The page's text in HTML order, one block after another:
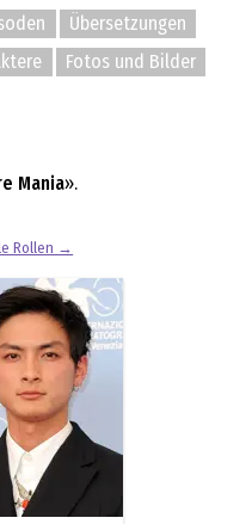
Übersetzungen
Fotos und Bilder
Mania».
Rollen →